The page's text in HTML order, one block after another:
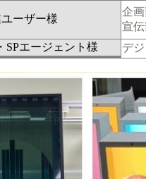
ーザー様
企
宣
SPエージェント様
デ